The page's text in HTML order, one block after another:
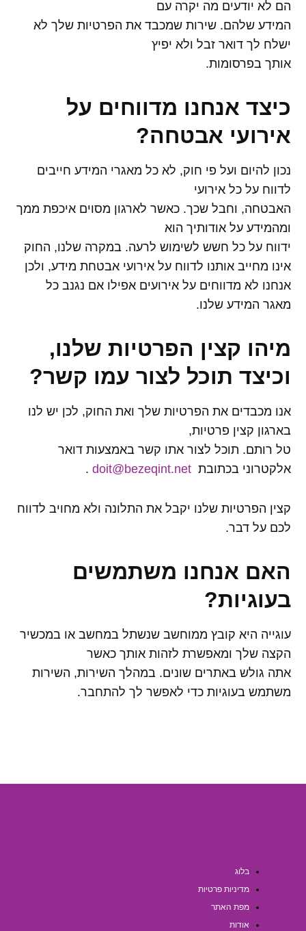
הם לא יודעים מה יקרה עם
המידע שלהם. שירות שמכבד את הפרטיות שלך לא
ישלח לך דואר זבל ולא יפיץ
אותך בפרסומות.
כיצד אנחנו מדווחים על
אירועי אבטחה?
נכון להיום ועל פי חוק, לא כל מאגרי המידע חייבים
לדווח על כל אירועי
האבטחה, וחבל שכך. כאשר לארגון מסוים איכפת ממך
ומהמידע על אודותיך הוא
ידווח על כל חשש לשימוש לרעה. במקרה שלנו, החוק
אינו מחייב אותנו לדווח על אירועי אבטחת מידע, ולכן
אנחנו לא מדווחים על אירועים אפילו אם נגנב כל
מאגר המידע שלנו.
מיהו קצין הפרטיות שלנו,
וכיצד תוכל לצור עמו קשר?
אנו מכבדים את הפרטיות שלך ואת החוק, לכן יש לנו
בארגון קצין פרטיות,
טל רותם. תוכל לצור אתו קשר באמצעות דואר
אלקטרוני בכתובתdoit@bezeqint.net
.
קצין הפרטיות שלנו יקבל את התלונה ולא מחויב לדווח
לכם על דבר.
האם אנחנו משתמשים
בעוגיות?
עוגייה היא קובץ ממוחשב שנשתל במחשב או במכשיר
הקצה שלך ומאפשרת לזהות אותך כאשר
אתה גולש באתרים שונים. במהלך השירות, השירות
משתמש בעוגיות כדי לאפשר לך להתחבר.
בלוג
מדיניות פרטיות
מפת האתר
אודות